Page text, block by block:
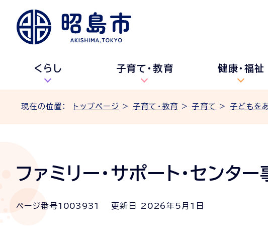
くらし 子育て・教育 健康・福祉
現在の位置： トップページ > 子育て・教育 >子育て > 子どもを
ファミリー・サポート・センター
ページ番号1003931 更新日 2026年5月1日